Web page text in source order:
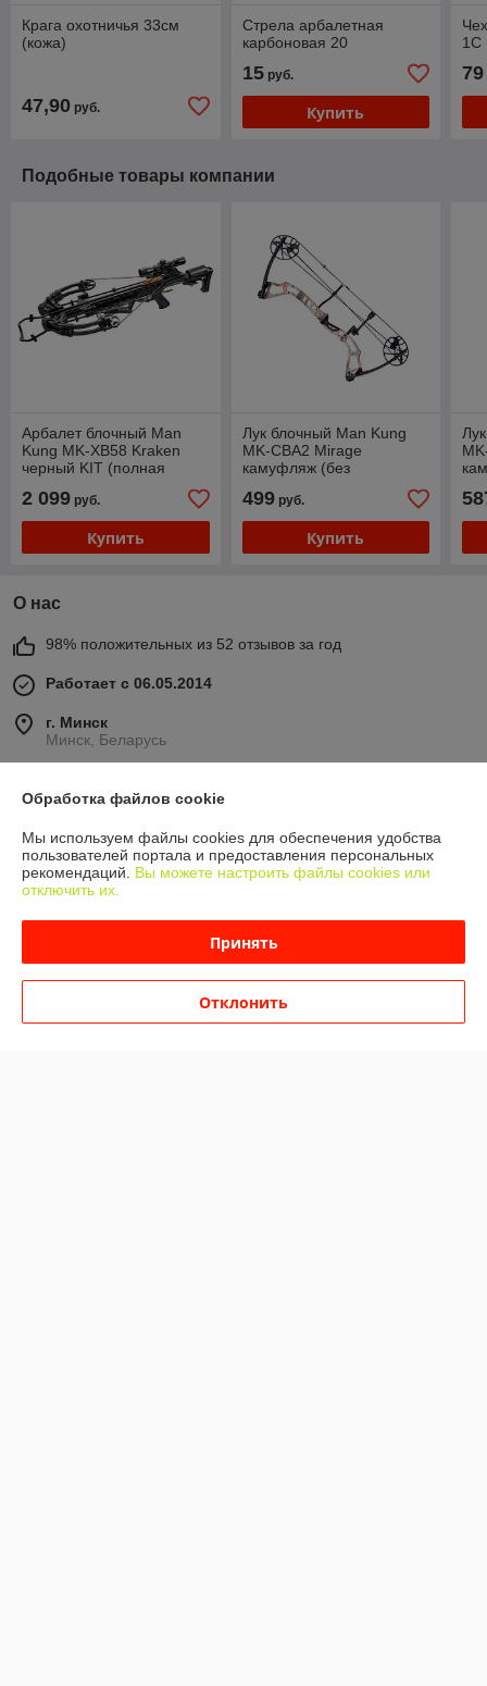
Крага охотничья 33см
(кожа)
47,90 руб.
Стрела арбалетная
карбоновая 20
15руб.
Купить
1C
79
Подобные товары компании
Арбалет блочный Man
Kung MK-XB58 Kraken
черный KIT (полная
2 099 руб.
Купить
Лук блочный Man Kung
MK-CBA2 Mirage
камуфляж (без
499руб.
Купить
О нас
98% положительных из 52 отзывов за год
Работает с 06.05.2014
г. Минск
Минск, Беларусь
Показать весь график работы
614 отзывов за всё время
Очень плохо
Обработка файлов cookie
Мы используем файлы cookies для обеспечения удобства
пользователей портала и предоставления персональных
рекомендаций. Вы можете настроить файлы cookies или
отключить их.
Принять
Отклонить